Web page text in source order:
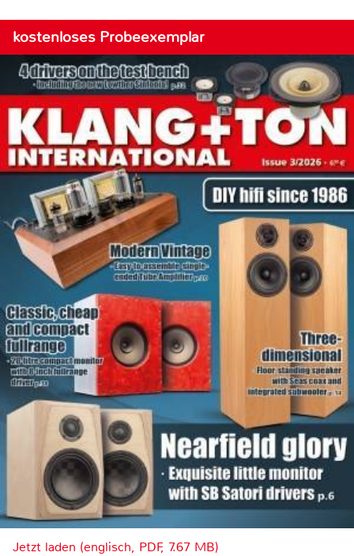
kostenloses Probeexemplar
Jetzt laden (englisch, PDF, 7.67 MB)